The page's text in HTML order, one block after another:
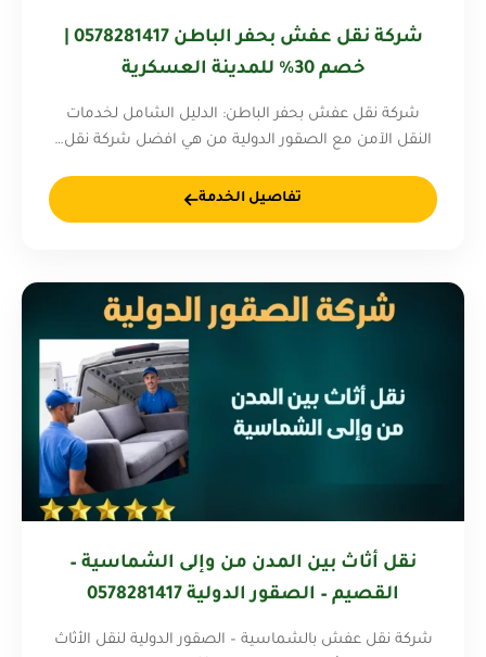
خصم 30% للمدينة العسكرية
شركة نقل عفش بحفر الباطن: الدليل الشامل لخدمات
النقل الآمن مع الصقور الدولية من هي افضل شركة نقل…
تفاصيل الخدمة
نقل أثاث بين المدن من وإلى الشماسية –
القصيم – الصقور الدولية 0578281417
شركة نقل عفش بالشماسية – الصقور الدولية لنقل الأثاث